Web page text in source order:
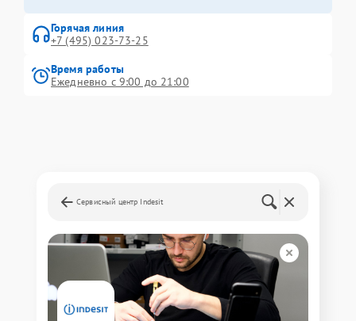
Горячая линия
+7 (495) 023-73-25
Время работы
Ежедневно с 9:00 до 21:00
Сервисный центр Indesit